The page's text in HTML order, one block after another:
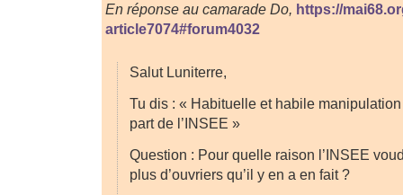
En réponse au camarade Do, https://
article7074#forum4032
Salut Luniterre,
Tu dis : « Habituelle et habile
part de l’INSEE »
Question : Pour quelle raison l’INSEE
plus d’ouvriers qu’il y en a en fait ?